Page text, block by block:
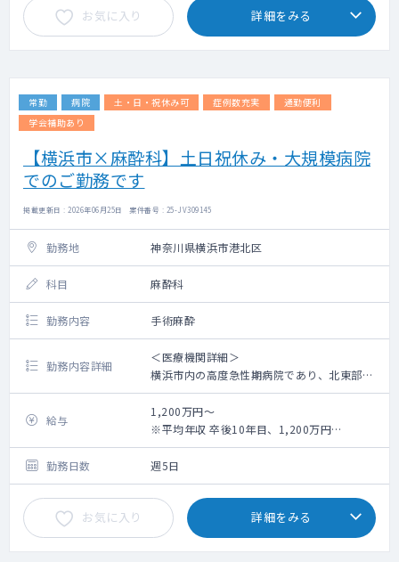
お気に入り 詳細をみる
常勤 病院 土・日・祝休み可 症例数充実
通勤便利
学会補助あり
【横浜市×麻酔科】土日祝休み・大規模病院
でのご勤務です
掲載更新日 : 2026年06月25日 案件番号 : 25-JV309145
勤務地 神奈川県横浜市港北区
科目 麻酔科
勤務内容 手術麻酔
勤務内容詳細
＜医療機関詳細＞
横浜市内の高度急性期病院であり、北東部医
療圏の地域中核病院として市内でも有数の規
模と実績を誇る病院です
＜勤務詳細＞
・症例数（令和6年実績）
整形外科 1,257例
泌尿器科 825例
外科 699例
産婦人科 642例
耳鼻咽喉科 331例
給与
1,200万円～
※平均年収 卒後10年目、1,200万円
（当直月４回と平均的時間外の実績により算
出した概算年収額）
勤務日数 週5日
お気に入り 詳細をみる